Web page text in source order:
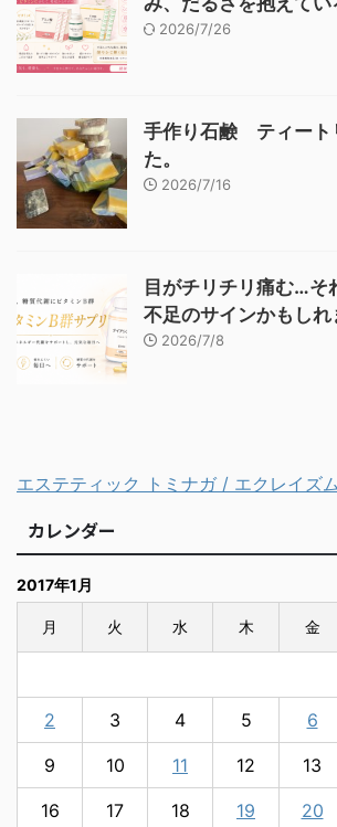
2026/7/26
手作り石鹸 ティート
た。
2026/7/16
目がチリチリ痛む…そ
不足のサインかもしれ
2026/7/8
エステティック トミナガ / エクレイズム
カレンダー
2017年1月
月 火 水 木 金
2 3 4 5 6
9 10 11 12 13
16 17 18 19 20